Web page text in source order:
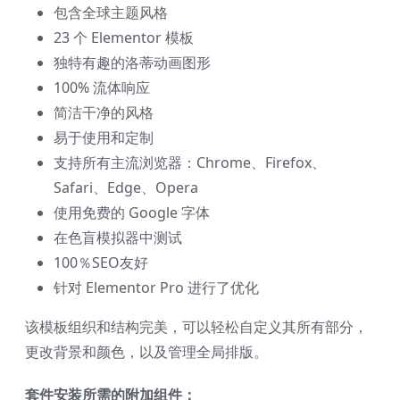
包含全球主题风格
23 个 Elementor 模板
独特有趣的洛蒂动画图形
100% 流体响应
简洁干净的风格
易于使用和定制
支持所有主流浏览器：Chrome、Firefox、
Safari、Edge、Opera
使用免费的 Google 字体
在色盲模拟器中测试
100％SEO友好
针对 Elementor Pro 进行了优化
该模板组织和结构完美，可以轻松自定义其所有部分，
更改背景和颜色，以及管理全局排版。
套件安装所需的附加组件：